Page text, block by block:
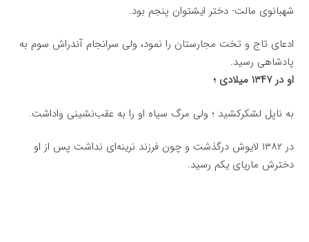
شهبانوی مالت- دختر ایشتوان پنجم بود.
ادعای تاج و تخت مجارستان را نمود، ولی سرانجام آندراش سوم به
پادشاهی رسید.
او در ۱۳۴۷ میلادی ؛
به ناپل لشکرکشید ؛ ولی مرگ سیاه او را به عقب‌نشینی واداشت.
در ۱۳۸۲ لایوش درگذشت و چون فرزند نرینه‌ای نداشت پس از او
دخترش ماریای یکم رسید.